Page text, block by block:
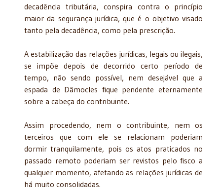
decadência tributária, conspira contra o princípio
maior da segurança jurídica, que é o objetivo visado
tanto pela decadência, como pela prescrição.
A estabilização das relações jurídicas, legais ou ilegais,
se impõe depois de decorrido certo período de
tempo, não sendo possível, nem desejável que a
espada de Dâmocles fique pendente eternamente
sobre a cabeça do contribuinte.
Assim procedendo, nem o contribuinte, nem os
terceiros que com ele se relacionam poderiam
dormir tranquilamente, pois os atos praticados no
passado remoto poderiam ser revistos pelo fisco a
qualquer momento, afetando as relações jurídicas de
há muito consolidadas.